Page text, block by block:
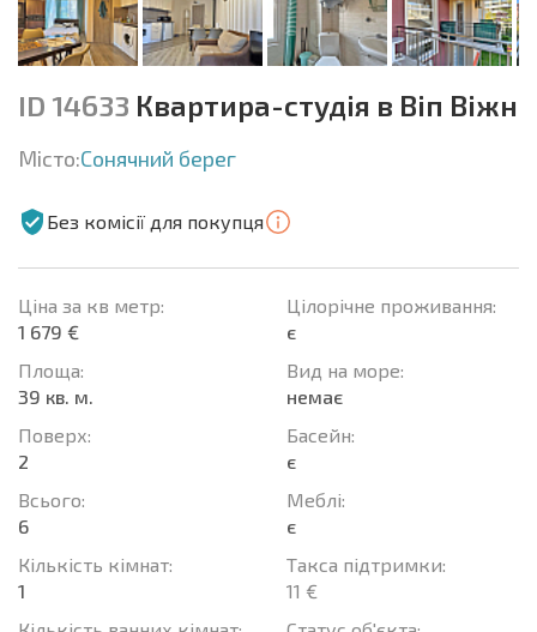
ID 14633 Квартира-студія в Віп Віжн
Місто:Сонячний берег
Без комісії для покупця
Ціна за кв метр:
1 679 €
Площа:
39 кв. м.
Поверх:
2
Всього:
6
Кількість кімнат:
1
Цілорічне проживання:
є
Вид на море:
немає
Баcейн:
є
Меблі:
є
Такса підтримки:
11 €